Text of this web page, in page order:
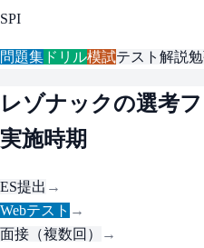
SPI
問題集 ドリル模試テスト解説
レゾナックの選考
実施時期
ES提出 →
Webテスト →
面接（複数回）
→